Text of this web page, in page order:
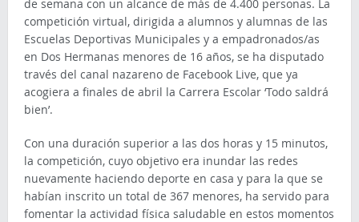
de semana con un alcance de más de 4.400 personas. La
competición virtual, dirigida a alumnos y alumnas de las
Escuelas Deportivas Municipales y a empadronados/as
en Dos Hermanas menores de 16 años, se ha disputado
través del canal nazareno de Facebook Live, que ya
acogiera a finales de abril la Carrera Escolar ‘Todo saldrá
bien’.
Con una duración superior a las dos horas y 15 minutos,
la competición, cuyo objetivo era inundar las redes
nuevamente haciendo deporte en casa y para la que se
habían inscrito un total de 367 menores, ha servido para
fomentar la actividad física saludable en estos momentos